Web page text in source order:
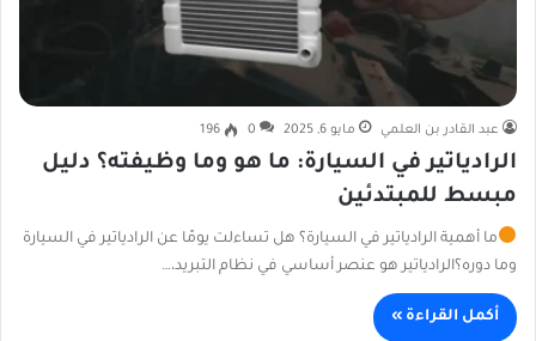
عبد القادر بن العلمي مايو 6, 2025 0
196
الرادياتير في السيارة: ما هو وما وظيفته؟ دليل
مبسط للمبتدئين
ما أهمية الرادياتير في السيارة؟ هل تساءلت يومًا عن الرادياتير في السيارة
وما دوره؟الرادياتير هو عنصر أساسي في نظام التبريد،…
أكمل القراءة »